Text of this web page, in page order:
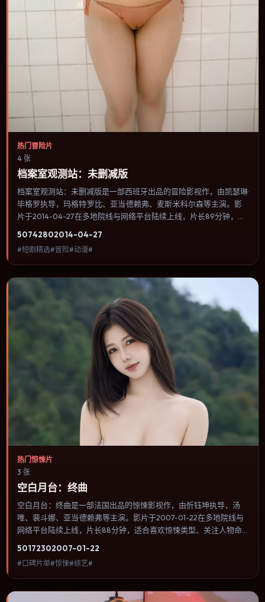
热门冒险片
4 张
档案室观测站：未删减版
档案室观测站：未删减版是一部西班牙出品的冒险影视作，由凯瑟琳·
毕格罗执导，玛格特·罗比、亚当·德赖弗、麦斯·米科尔森等主演。影
片于2014-04-27在多地院线与网络平台陆续上线，片长89分钟，适
人物选择与情节推进，节奏与视听语言统一，可作为休闲观影或类型
片补片的选择。
50742802014-04-27
#短剧精选#冒险#动漫#
热门惊悚片
3 张
空白月台：终曲
空白月台：终曲是一部法国出品的惊悚影视作，由忻钰坤执导，汤
唯、裴斗娜、亚当·德赖弗等主演。影片于2007-01-22在多地院线与
网络平台陆续上线，片长88分钟，适合喜欢惊悚类型、关注人物命
言统一，可作为休闲观影或类型片补片的选择。
50172302007-01-22
#口碑片单#惊悚#综艺#